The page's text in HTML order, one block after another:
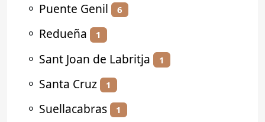
⚬ Puente Genil 6
⚬ Redueña 1
⚬ Sant Joan de Labritja 1
⚬ Santa Cruz 1
⚬ Suellacabras 1